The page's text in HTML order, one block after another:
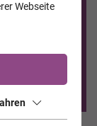
registriert?
<<
Webseite